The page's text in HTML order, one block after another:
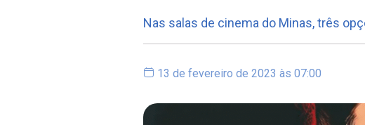
Nas salas de cinema do Minas, três
13 de fevereiro de 2023 às 07:00